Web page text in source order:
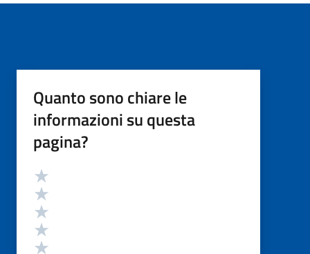
Quanto sono chiare le
informazioni su questa
pagina?
Valutazione